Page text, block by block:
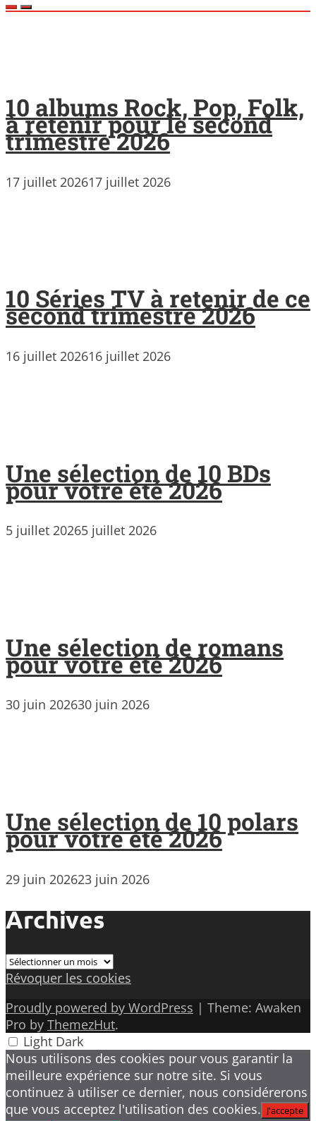
10 albums Rock, Pop, Folk,
à retenir pour le second
trimestre 2026
17 juillet 202617 juillet 2026
10 Séries TV à retenir de ce
second trimestre 2026
16 juillet 202616 juillet 2026
Une sélection de 10 BDs
pour votre été 2026
5 juillet 20265 juillet 2026
Une sélection de romans
pour votre été 2026
30 juin 202630 juin 2026
Une sélection de 10 polars
pour votre été 2026
29 juin 202623 juin 2026
Archives
Archives
Révoquer les cookies
Proudly powered by WordPress | Theme: Awaken
Pro by ThemezHut.
Light Dark
Nous utilisons des cookies pour vous garantir la
meilleure expérience sur notre site. Si vous
continuez à utiliser ce dernier, nous considérerons
que vous acceptez l'utilisation des cookies. J'accepte